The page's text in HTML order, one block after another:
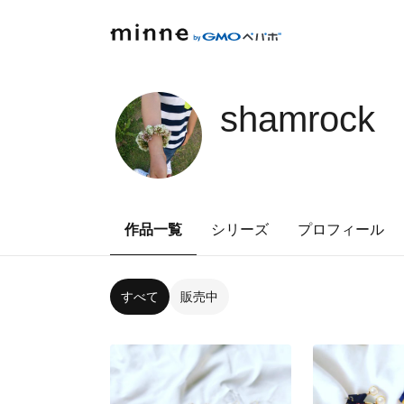
shamrock
作品一覧 シリーズ プロフィール
すべて 販売中